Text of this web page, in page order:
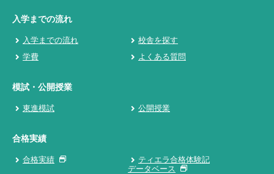
入学までの流れ
入学までの流れ
校舎を探す
学費
よくある質問
模試・公開授業
東進模試 公開授業
合格実績
合格実績
ティエラ合格体験記
データベース